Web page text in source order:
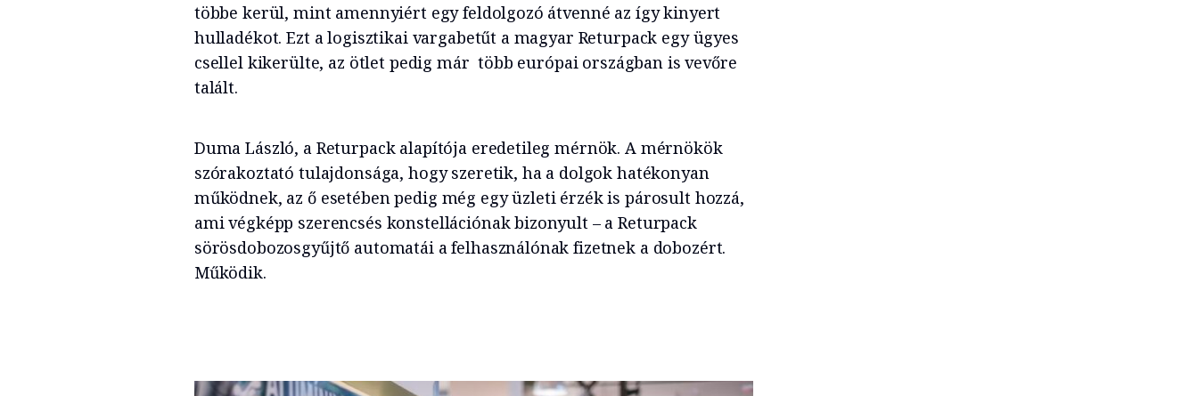
többe kerül, mint amennyiért egy feldolgozó átvenné az így kinyert
hulladékot. Ezt a logisztikai vargabetűt a magyar Returpack egy ügyes
csellel kikerülte, az ötlet pedig már több európai országban is vevőre
talált.
Duma László, a Returpack alapítója eredetileg mérnök. A mérnökök
szórakoztató tulajdonsága, hogy szeretik, ha a dolgok hatékonyan
működnek, az ő esetében pedig még egy üzleti érzék is párosult hozzá,
ami végképp szerencsés konstellációnak bizonyult – a Returpack
sörösdobozosgyűjtő automatái a felhasználónak fizetnek a dobozért.
Működik.